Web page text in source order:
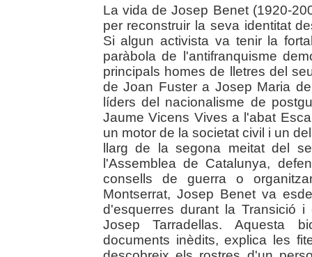
La vida de Josep Benet (1920-
per reconstruir la seva identitat
Si algun activista va tenir la
paràbola de l'antifranquisme
principals homes de lletres del
de Joan Fuster a Josep Maria
líders del nacionalisme de
Jaume Vicens Vives a l'abat
un motor de la societat civil i un
llarg de la segona meitat del
l'Assemblea de Catalunya,
consells de guerra o
Montserrat, Josep Benet va
d'esquerres durant la Transició
Josep Tarradellas. Aquesta
documents inèdits, explica les